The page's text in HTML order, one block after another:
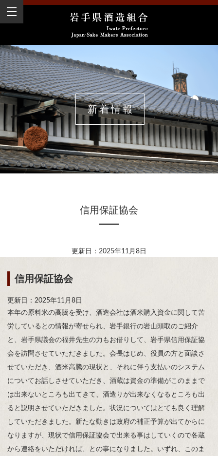
新着情報
信用保証協会
更新日：2025年11月8日
信用保証協会
更新日：2025年11月8日
本年の原料米の高騰を受け、酒造会社は酒米購入資金に関して苦
労しているとの情報が寄せられ、岩手銀行の岩山頭取のご紹介
と、岩手県議会の福井先生の力もお借りして、岩手県信用保証協
会を訪問させていただきました。会長はじめ、役員の方と面談さ
せていただき、酒米高騰の現状と、それに伴う支払いのシステム
についてお話しさせていただき、酒蔵は資金の準備がこのままで
は出来ないところも出てきて、酒造りが出来なくなるところも出
ると説明させていただきました。状況についてはとても良く理解
していただきました。新たな動きは政府の補正予算が出てからに
なりますが、現状で信用保証協会で出来る事はしていくので各蔵
から連絡をいただければ、との事になりました。いずれ、このま